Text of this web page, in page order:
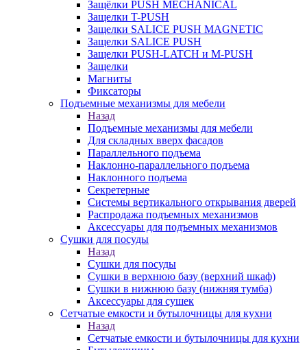
Защёлки PUSH MECHANICAL
Защелки T-PUSH
Защелки SALICE PUSH MAGNETIC
Защелки SALICE PUSH
Защелки PUSH-LATCH и M-PUSH
Защелки
Магниты
Фиксаторы
Подъемные механизмы для мебели
Назад
Подъемные механизмы для мебели
Для складных вверх фасадов
Параллельного подъема
Наклонно-параллельного подъема
Наклонного подъема
Секретерные
Системы вертикального открывания дверей
Распродажа подъемных механизмов
Аксессуары для подъемных механизмов
Сушки для посуды
Назад
Сушки для посуды
Сушки в верхнюю базу (верхний шкаф)
Сушки в нижнюю базу (нижняя тумба)
Аксессуары для сушек
Сетчатые емкости и бутылочницы для кухни
Назад
Сетчатые емкости и бутылочницы для кухни